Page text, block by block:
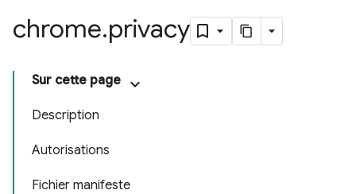
chrome.privacy
Sur cette page
Description
Autorisations
Fichier manifeste